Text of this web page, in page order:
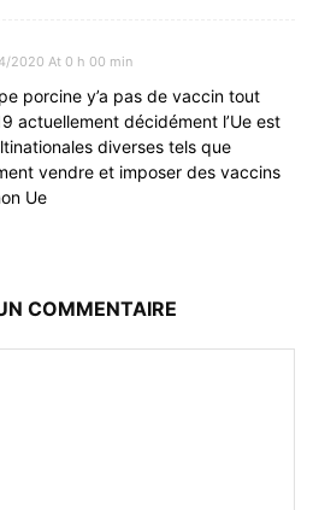
2020 At 0 h 00 min
porcine y’a pas de vaccin tout
actuellement décidément l’Ue est
diverses tels que
vendre et imposer des vaccins
Ue
COMMENTAIRE